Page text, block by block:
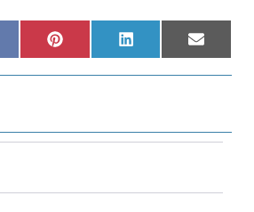
Pinterest LinkedIn Email